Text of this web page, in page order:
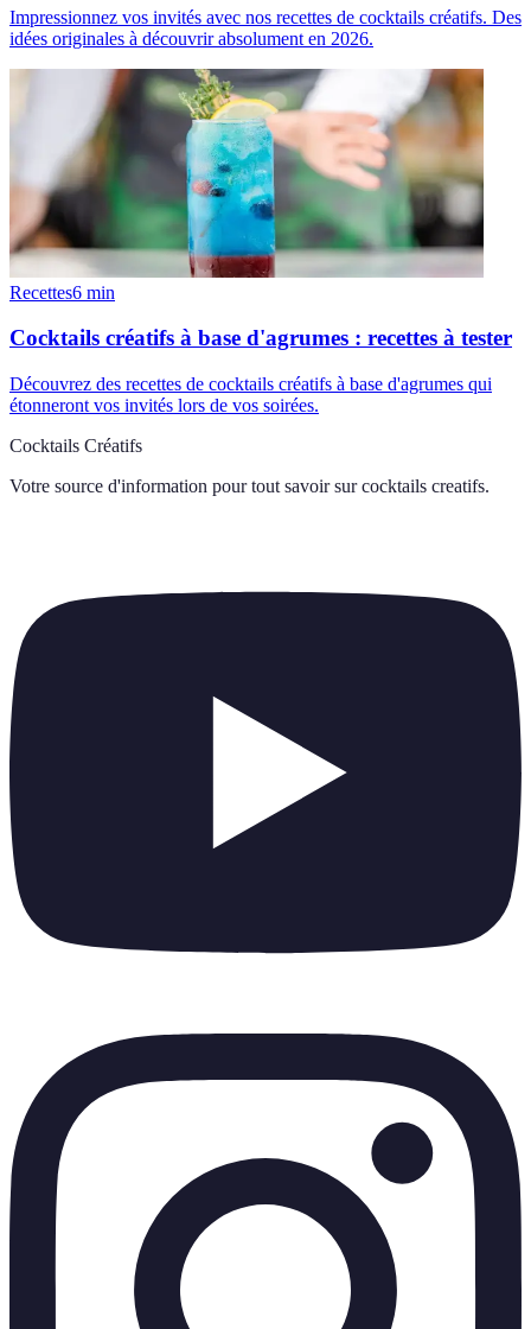
Impressionnez vos invités avec nos recettes de cocktails créatifs. Des
idées originales à découvrir absolument en 2026.
Recettes6 min
Cocktails créatifs à base d'agrumes : recettes à tester
Découvrez des recettes de cocktails créatifs à base d'agrumes qui
étonneront vos invités lors de vos soirées.
Cocktails Créatifs
Votre source d'information pour tout savoir sur cocktails creatifs.